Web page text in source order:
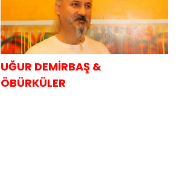
UĞUR DEMİRBAŞ &
ÖBÜRKÜLER